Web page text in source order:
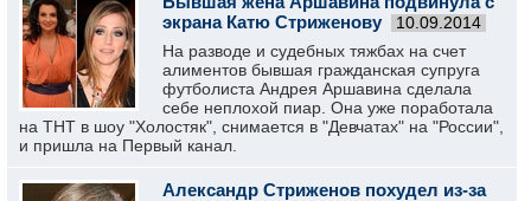
экрана Катю Стриженову
10.09.2014
На разводе и судебных тяжбах на счет
алиментов бывшая гражданская супруга
футболиста Андрея Аршавина сделала
себе неплохой пиар. Она уже поработала
на ТНТ в шоу "Холостяк", снимается в "Девчатах" на "России",
и пришла на Первый канал.
Александр Стриженов похудел из-за